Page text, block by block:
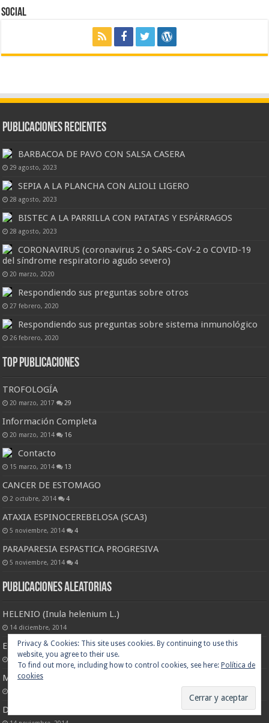
Social
Publicaciones Recientes
BARBACOA DE PAVO CON SALSA CASERA
29 agosto, 2023
SEPIA A LA PLANCHA CON ALIOLI LIGERO
28 agosto, 2023
BISTEC A LA PARRILLA CON PATATAS Y ESPÁRRAGOS
28 agosto, 2023
CORONAVIRUS (coronavirus 2 o SARS-CoV-2 o COVID-19
del síndrome respiratorio agudo severo)
20 marzo, 2020
Respondiendo sus preguntas sobre otros
27 febrero, 2020
Respondiendo sus preguntas sobre sistema inmunológico
26 febrero, 2020
Top Publicaciones
TROFOLOGÍA
20 marzo, 2017 29
Información Completa
20 marzo, 2014 16
Contacto
15 marzo, 2014 13
CANCER DE ESTOMAGO
2 octubre, 2014 4
ATAXIA ESPINOCEREBELOSA (SCA3)
5 noviembre, 2014 4
PARAPARESIA ESPASTICA PROGRESIVA
5 noviembre, 2014 4
Publicaciones Aleatorias
HELENIO (Inula helenium L.)
14 diciembre, 2014
ENFERMEDAD DE FAZIO-LONDE
5 noviembre, 2014
MSM (metil-sulfonil-metano)
DHA (ácido docosahexaenoico)